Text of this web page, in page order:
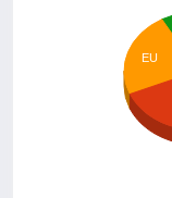
EU